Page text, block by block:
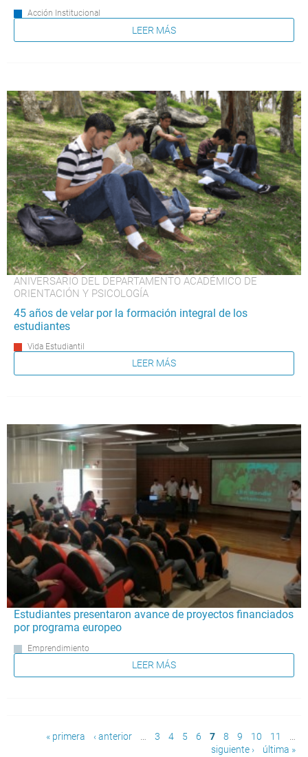
Acción Institucional
LEER MÁS
ANIVERSARIO DEL DEPARTAMENTO ACADÉMICO DE
ORIENTACIÓN Y PSICOLOGÍA
45 años de velar por la formación integral de los
estudiantes
Vida Estudiantil
LEER MÁS
Estudiantes presentaron avance de proyectos financiados
por programa europeo
Emprendimiento
LEER MÁS
Páginas« primera ‹ anterior … 3 4 5 6 7 8 9 10 11
…
siguiente ›
última »